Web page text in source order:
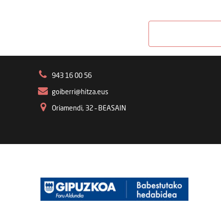
943 16 00 56
goiberri@hitza.eus
Oriamendi, 32 – BEASAIN